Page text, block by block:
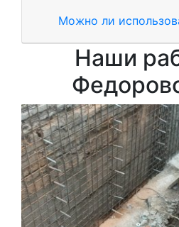
Можно ли
Наши